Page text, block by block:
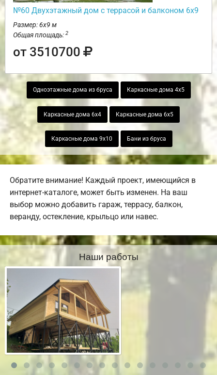
№60 Двухэтажный дом с террасой и балконом 6х9
Размер: 6х9 м
Общая площадь: 2
от 3510700
Одноэтажные дома из бруса Каркасные дома 4х5
Каркасные дома 6х4 Каркасные дома 6х5
Каркасные дома 9х10 Бани из бруса
Обратите внимание! Каждый проект, имеющийся в
интернет-каталоге, может быть изменен. На ваш
выбор можно добавить гараж, террасу, балкон,
веранду, остекление, крыльцо или навес.
Наши работы